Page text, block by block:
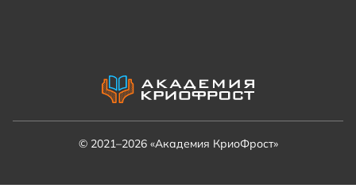
© 2021–2026 «Академия КриоФрост»